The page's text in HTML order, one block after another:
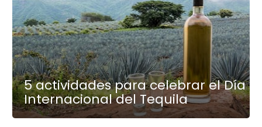
5 actividades para celebrar el Día
Internacional del Tequila